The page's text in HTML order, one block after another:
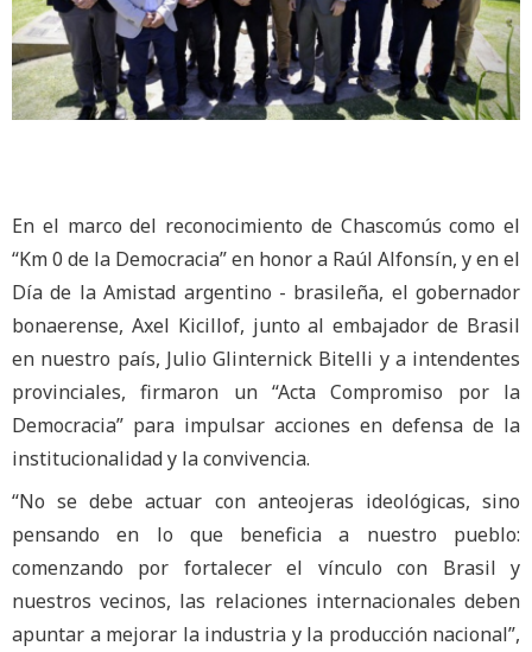
En el marco del reconocimiento de Chascomús como el
“Km 0 de la Democracia” en honor a Raúl Alfonsín, y en el
Día de la Amistad argentino - brasileña, el gobernador
bonaerense, Axel Kicillof, junto al embajador de Brasil
en nuestro país, Julio Glinternick Bitelli y a intendentes
provinciales, firmaron un “Acta Compromiso por la
Democracia” para impulsar acciones en defensa de la
institucionalidad y la convivencia.
“No se debe actuar con anteojeras ideológicas, sino
pensando en lo que beneficia a nuestro pueblo:
comenzando por fortalecer el vínculo con Brasil y
nuestros vecinos, las relaciones internacionales deben
apuntar a mejorar la industria y la producción nacional”,